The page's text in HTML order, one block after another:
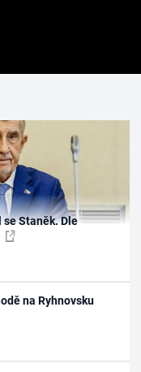
se Staněk. Dle
na Ryhnovsku